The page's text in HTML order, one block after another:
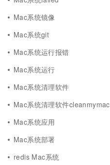
Mac系统镜像
Mac系统git
Mac系统运行报错
Mac系统运行
Mac系统清理软件
Mac系统清理软件cleanmymac
Mac系统应用
Mac系统部署
redis Mac系统